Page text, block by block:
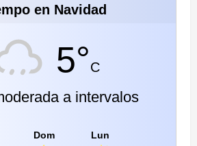
en Navidad
5°C
a intervalos
Dom Lun